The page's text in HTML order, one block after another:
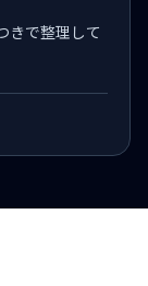
きで整理して